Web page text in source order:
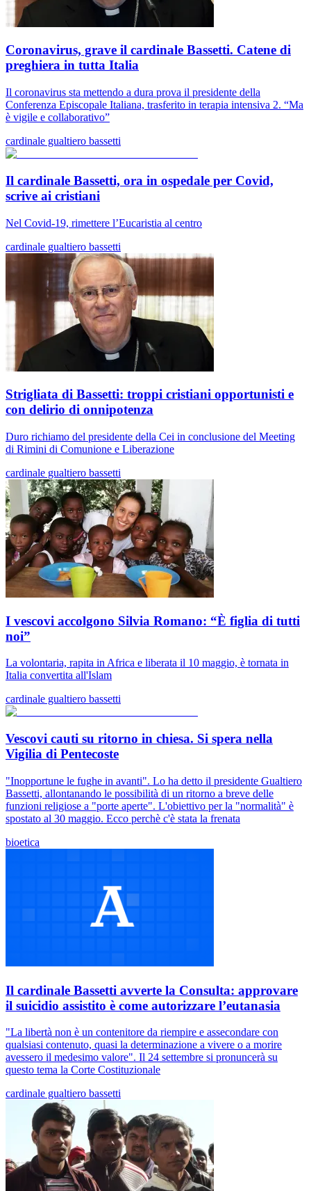
Coronavirus, grave il cardinale Bassetti. Catene di
preghiera in tutta Italia
Il coronavirus sta mettendo a dura prova il presidente della
Conferenza Episcopale Italiana, trasferito in terapia intensiva 2. “Ma
è vigile e collaborativo”
cardinale gualtiero bassetti
Il cardinale Bassetti, ora in ospedale per Covid,
scrive ai cristiani
Nel Covid-19, rimettere l’Eucaristia al centro
cardinale gualtiero bassetti
Strigliata di Bassetti: troppi cristiani opportunisti e
con delirio di onnipotenza
Duro richiamo del presidente della Cei in conclusione del Meeting
di Rimini di Comunione e Liberazione
cardinale gualtiero bassetti
I vescovi accolgono Silvia Romano: “È figlia di tutti
noi”
La volontaria, rapita in Africa e liberata il 10 maggio, è tornata in
Italia convertita all'Islam
cardinale gualtiero bassetti
Vescovi cauti su ritorno in chiesa. Si spera nella
Vigilia di Pentecoste
"Inopportune le fughe in avanti". Lo ha detto il presidente Gualtiero
Bassetti, allontanando le possibilità di un ritorno a breve delle
funzioni religiose a "porte aperte". L'obiettivo per la "normalità" è
spostato al 30 maggio. Ecco perchè c'è stata la frenata
bioetica
Il cardinale Bassetti avverte la Consulta: approvare
il suicidio assistito è come autorizzare l’eutanasia
"La libertà non è un contenitore da riempire e assecondare con
qualsiasi contenuto, quasi la determinazione a vivere o a morire
avessero il medesimo valore". Il 24 settembre si pronuncerà su
questo tema la Corte Costituzionale
cardinale gualtiero bassetti